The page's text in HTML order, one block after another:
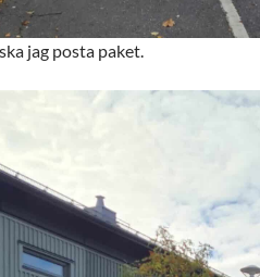
jag posta paket.